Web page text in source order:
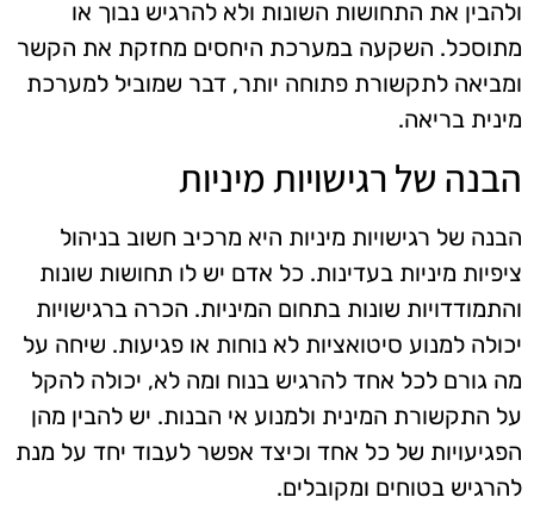
ולהבין את התחושות השונות ולא להרגיש נבוך או
מתוסכל. השקעה במערכת היחסים מחזקת את הקשר
ומביאה לתקשורת פתוחה יותר, דבר שמוביל למערכת
מינית בריאה.
הבנה של רגישויות מיניות
הבנה של רגישויות מיניות היא מרכיב חשוב בניהול
ציפיות מיניות בעדינות. כל אדם יש לו תחושות שונות
והתמודדויות שונות בתחום המיניות. הכרה ברגישויות
יכולה למנוע סיטואציות לא נוחות או פגיעות. שיחה על
מה גורם לכל אחד להרגיש בנוח ומה לא, יכולה להקל
על התקשורת המינית ולמנוע אי הבנות. יש להבין מהן
הפגיעויות של כל אחד וכיצד אפשר לעבוד יחד על מנת
להרגיש בטוחים ומקובלים.